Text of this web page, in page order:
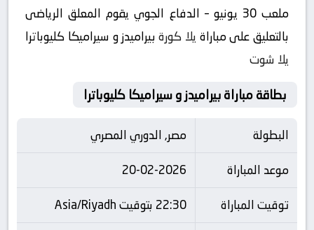
ملعب 30 يونيو – الدفاع الجوي يقوم المعلق الرياضى
بالتعليق على مباراة يلا كورةبيراميدز و سيراميكا كليوباترا
يلا شوت
بطاقة مباراة بيراميدز و سيراميكا كليوباترا
البطولة
مصر, الدوري المصري
موعد المباراة
20-02-2026
توقيت المباراة
22:30 بتوقيت Asia/Riyadh